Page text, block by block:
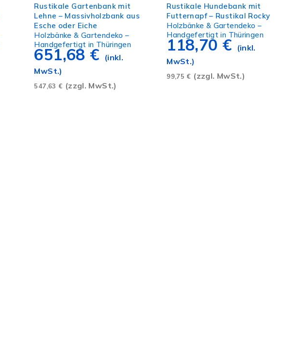
Rustikale Gartenbank mit
Lehne – Massivholzbank aus
Esche oder Eiche
Holzbänke & Gartendeko –
Handgefertigt in Thüringen
651,68 €
(inkl.
MwSt.)
547,63 € (zzgl. MwSt.)
Rustikale Hundebank mit
Futternapf – Rustikal Rocky
Holzbänke & Gartendeko –
Handgefertigt in Thüringen
118,70 €
(inkl.
MwSt.)
99,75 € (zzgl. MwSt.)